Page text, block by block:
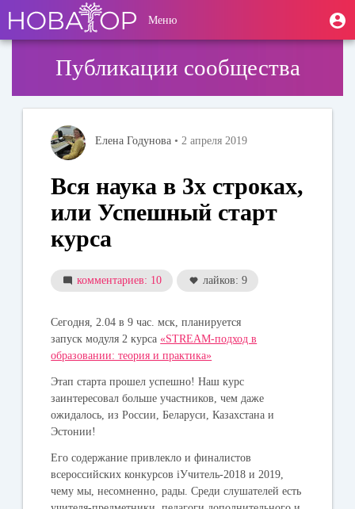
основному
содержанию
User
account
Меню
Публикации сообщества
Елена Годунова • 2 апреля 2019
Вся наука в 3х строках,
или Успешный старт
курса
комментариев: 10 лайков: 9
Сегодня, 2.04 в 9 час. мск, планируется
запуск модуля 2 курса«STREAM-подход в
образовании: теория и практика»
Этап старта прошел успешно! Наш курс
заинтересовал больше участников, чем даже
ожидалось, из России, Беларуси, Казахстана и
Эстонии!
Его содержание привлекло и финалистов
всероссийских конкурсов iУчитель-2018 и 2019,
чему мы, несомненно, рады. Среди слушателей есть